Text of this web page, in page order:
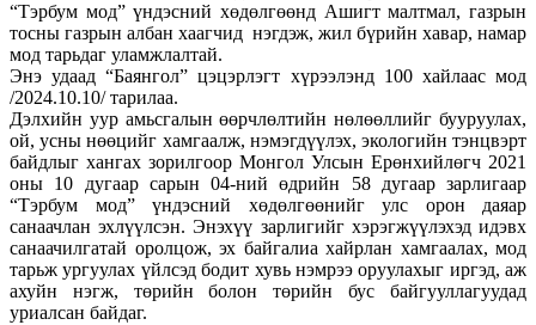
“Тэрбум мод” үндэсний хөдөлгөөнд Ашигт малтмал, газрын
тосны газрын албан хаагчид нэгдэж, жил бүрийн хавар, намар
мод тарьдаг уламжлалтай.
Энэ удаад “Баянгол” цэцэрлэгт хүрээлэнд 100 хайлаас мод
/2024.10.10/ тарилаа.
Дэлхийн уур амьсгалын өөрчлөлтийн нөлөөллийг бууруулах,
ой, усны нөөцийг хамгаалж, нэмэгдүүлэх, экологийн тэнцвэрт
байдлыг хангах зорилгоор Монгол Улсын Ерөнхийлөгч 2021
оны 10 дугаар сарын 04-ний өдрийн 58 дугаар зарлигаар
“Тэрбум мод” үндэсний хөдөлгөөнийг улс орон даяар
санаачлан эхлүүлсэн. Энэхүү зарлигийг хэрэгжүүлэхэд идэвх
санаачилгатай оролцож, эх байгалиа хайрлан хамгаалах, мод
тарьж ургуулах үйлсэд бодит хувь нэмрээ оруулахыг иргэд, аж
ахуйн нэгж, төрийн болон төрийн бус байгууллагуудад
уриалсан байдаг.